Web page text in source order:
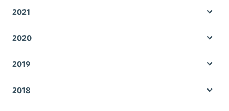
2021
2020
2019
2018